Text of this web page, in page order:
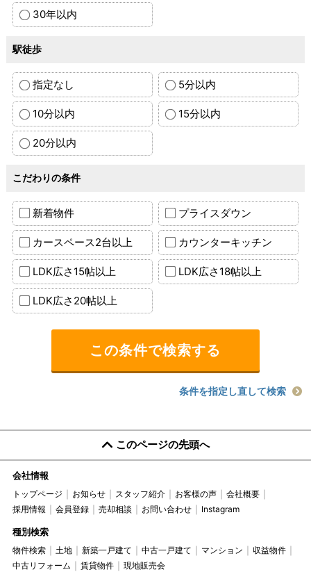
30年以内
駅徒歩
指定なし 5分以内
10分以内 15分以内
20分以内
こだわりの条件
新着物件 プライスダウン
カースペース2台以上 カウンターキッチン
LDK広さ15帖以上 LDK広さ18帖以上
LDK広さ20帖以上
条件を指定し直して検索
このページの先頭へ
会社情報
トップページ お知らせ スタッフ紹介 お客様の声
会社概要
採用情報
会員登録 売却相談 お問い合わせ Instagram
種別検索
物件検索 土地 新築一戸建て 中古一戸建て マンション
収益物件
中古リフォーム
賃貸物件 現地販売会